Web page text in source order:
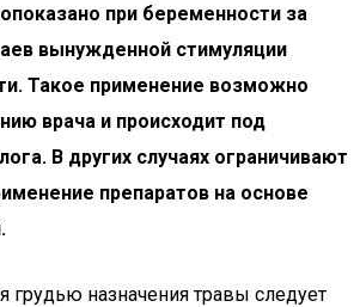
при беременности за
вынужденной стимуляции
Такое применение возможно
врача и происходит под
В других случаях ограничивают
препаратов на основе
грудью назначения травы следует